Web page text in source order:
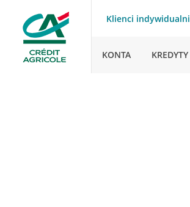
Klienci indywidualni
KONTA KREDYTY